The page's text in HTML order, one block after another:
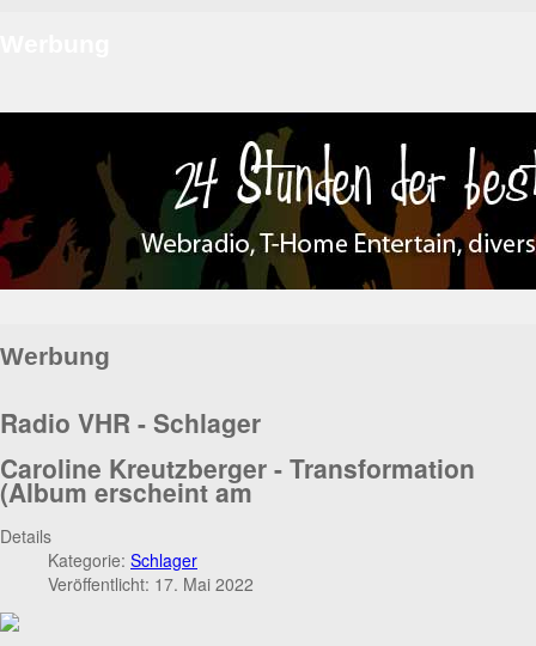
Werbung
Radio VHR - Schlager
Caroline Kreutzberger - Transformation
(Album erscheint am
Details
Kategorie: Schlager
Veröffentlicht: 17. Mai 2022